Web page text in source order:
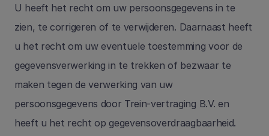
U heeft het recht om uw persoonsgegevens in te
zien, te corrigeren of te verwijderen. Daarnaast heeft
u het recht om uw eventuele toestemming voor de
gegevensverwerking in te trekken of bezwaar te
maken tegen de verwerking van uw
persoonsgegevens door Trein-vertraging B.V. en
heeft u het recht op gegevensoverdraagbaarheid.